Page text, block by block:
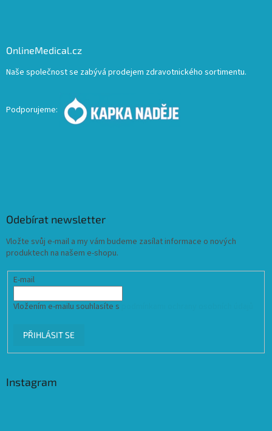
OnlineMedical.cz
Naše společnost se zabývá prodejem zdravotnického sortimentu.
Podporujeme:
Odebírat newsletter
Vložte svůj e-mail a my vám budeme zasílat informace o nových
produktech na našem e-shopu.
E-mail
Vložením e-mailu souhlasíte s
PŘIHLÁSIT SE
Instagram